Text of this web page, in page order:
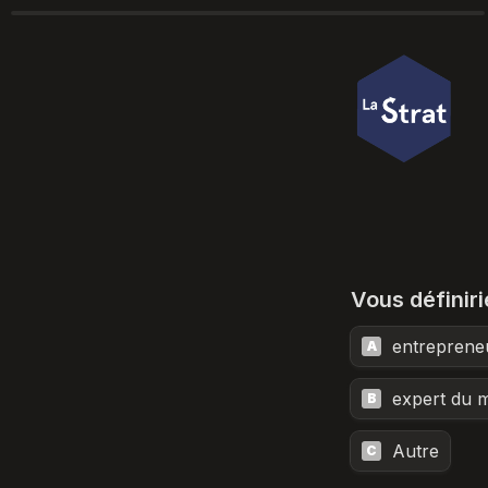
Vous
A
B expert du
C Autre